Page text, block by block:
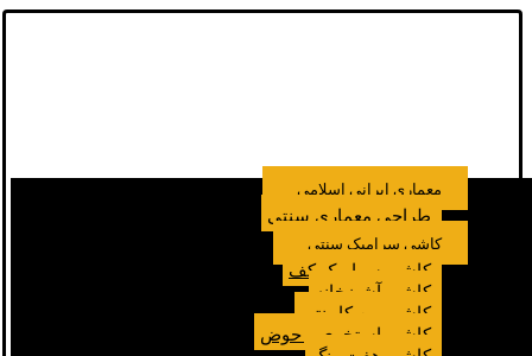
معماری ایرانی اسلامی
طراحی معماری سنتی
کاشی سرامیک سنتی
کاشی سرامیک کف
کاشی آشپزخانه
کاشی بین کابینتی
کاشی استخری و حوض